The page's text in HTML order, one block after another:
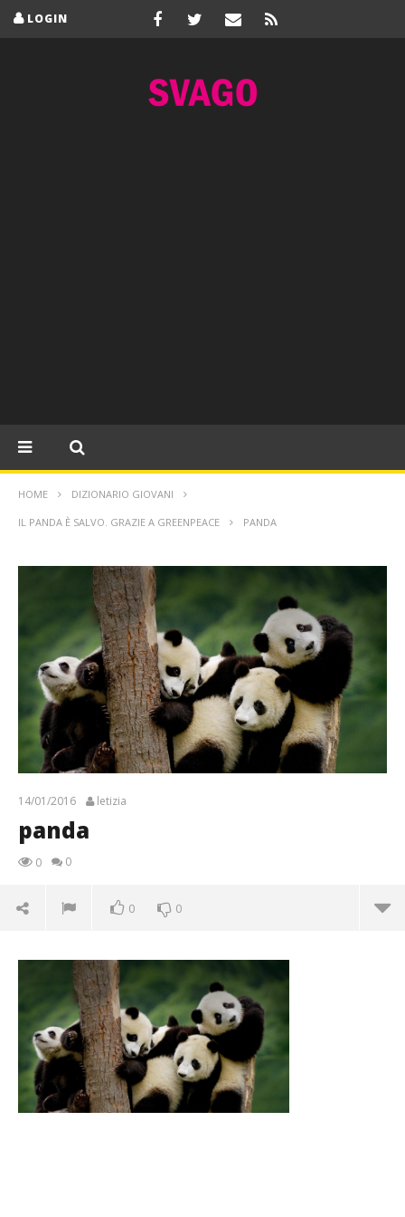
LOGIN
HOME DIZIONARIO GIOVANI
IL PANDA È SALVO. GRAZIE A GREENPEACE PANDA
14/01/2016 letizia
panda
0 0
0 0
14/01/2016
letizia